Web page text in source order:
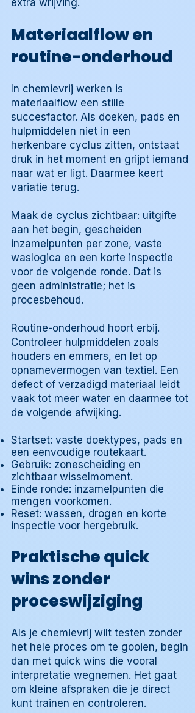
extra wrijving.
Materiaalflow en
routine-onderhoud
In chemievrij werken is
materiaalflow een stille
succesfactor. Als doeken, pads en
hulpmiddelen niet in een
herkenbare cyclus zitten, ontstaat
druk in het moment en grijpt iemand
naar wat er ligt. Daarmee keert
variatie terug.
Maak de cyclus zichtbaar: uitgifte
aan het begin, gescheiden
inzamelpunten per zone, vaste
waslogica en een korte inspectie
voor de volgende ronde. Dat is
geen administratie; het is
procesbehoud.
Routine-onderhoud hoort erbij.
Controleer hulpmiddelen zoals
houders en emmers, en let op
opnamevermogen van textiel. Een
defect of verzadigd materiaal leidt
vaak tot meer water en daarmee tot
de volgende afwijking.
Startset: vaste doektypes, pads en
een eenvoudige routekaart.
Gebruik: zonescheiding en
zichtbaar wisselmoment.
Einde ronde: inzamelpunten die
mengen voorkomen.
Reset: wassen, drogen en korte
inspectie voor hergebruik.
Praktische quick
wins zonder
proceswijziging
Als je chemievrij wilt testen zonder
het hele proces om te gooien, begin
dan met quick wins die vooral
interpretatie wegnemen. Het gaat
om kleine afspraken die je direct
kunt trainen en controleren.